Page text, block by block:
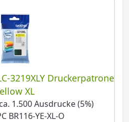
3219XLY Druckerpatrone
XL
1.500 Ausdrucke (5%)
BR116-YE-XL-O